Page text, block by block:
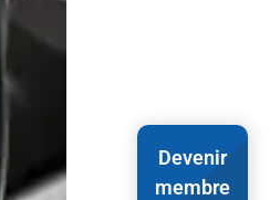
Devenir
membre